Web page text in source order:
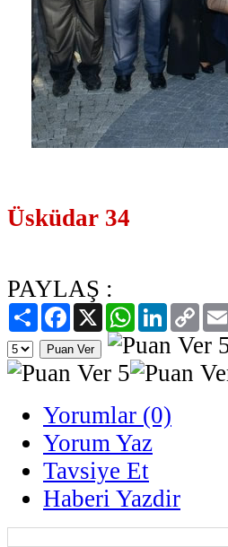
Üsküdar 34
PAYLAŞ :
PaylaşFacebook
X WhatsAppLinkedIn
Copy
Link
Yorumlar (0)
Yorum Yaz
Tavsiye Et
Haberi Yazdir